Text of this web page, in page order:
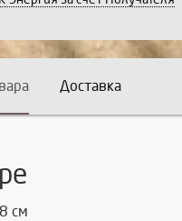
Доставка
см